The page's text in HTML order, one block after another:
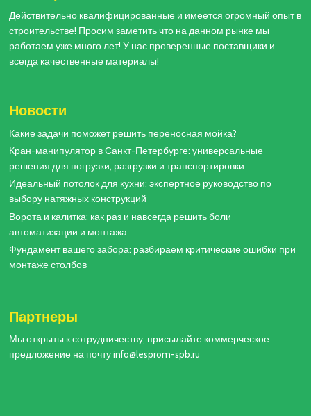
Действительно квалифицированные и имеется огромный опыт в
строительстве! Просим заметить что на данном рынке мы
работаем уже много лет! У нас проверенные поставщики и
всегда качественные материалы!
Новости
Какие задачи поможет решить переносная мойка?
Кран-манипулятор в Санкт-Петербурге: универсальные
решения для погрузки, разгрузки и транспортировки
Идеальный потолок для кухни: экспертное руководство по
выбору натяжных конструкций
Ворота и калитка: как раз и навсегда решить боли
автоматизации и монтажа
Фундамент вашего забора: разбираем критические ошибки при
монтаже столбов
Партнеры
Мы открыты к сотрудничеству, присылайте коммерческое
предложение на почту info@lesprom-spb.ru